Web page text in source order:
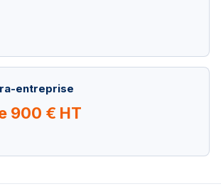
entreprise
900 € HT